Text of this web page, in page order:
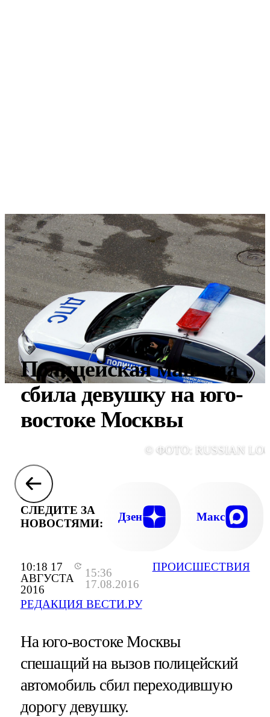
10:18 17
АВГУСТА
2016
15:36
17.08.2016
РЕДАКЦИЯ ВЕСТИ.РУ
ПРОИСШЕСТВИЯ
Полицейская машина
сбила девушку на юго-
востоке Москвы
© ФОТО: RUSSIAN
СЛЕДИТЕ ЗА
НОВОСТЯМИ:
Дзен Макс
На юго-востоке Москвы
спешащий на вызов полицейский
автомобиль сбил переходившую
дорогу девушку.